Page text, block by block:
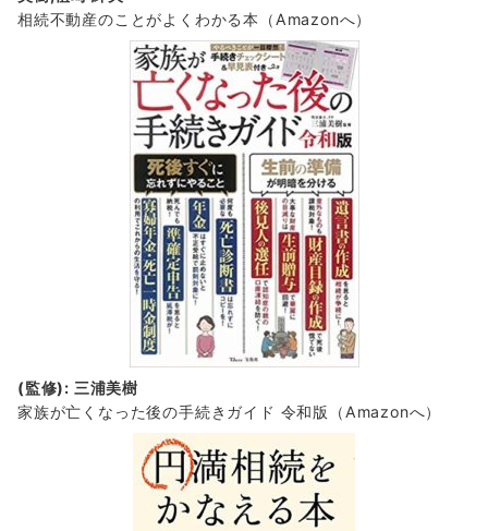
相続不動産のことがよくわかる本（Amazonへ）
(監修): 三浦美樹
家族が亡くなった後の手続きガイド 令和版（Amazonへ）